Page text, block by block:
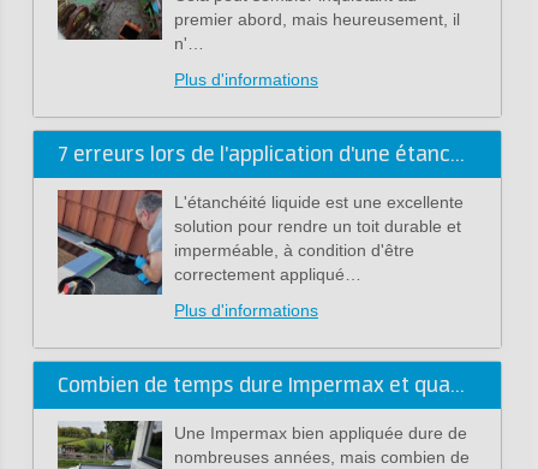
premier abord, mais heureusement, il
n'…
Plus d'informations
7 erreurs lors de l'application d'une étanchéité liquide
L'étanchéité liquide est une excellente
solution pour rendre un toit durable et
imperméable, à condition d'être
correctement appliqué…
Plus d'informations
Combien de temps dure Impermax et quand faut-il le remplacer ?
Une Impermax bien appliquée dure de
nombreuses années, mais combien de